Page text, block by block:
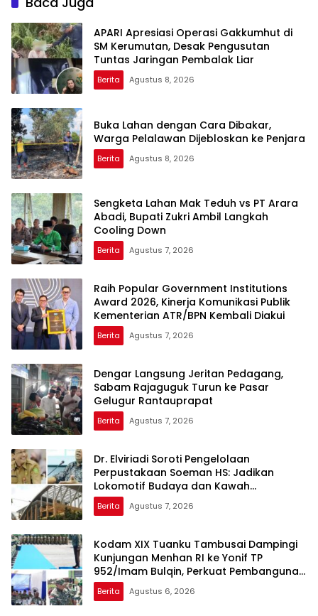
APARI Apresiasi Operasi Gakkumhut di
SM Kerumutan, Desak Pengusutan
Tuntas Jaringan Pembalak Liar
Berita Agustus 8, 2026
Buka Lahan dengan Cara Dibakar,
Warga Pelalawan Dijebloskan ke Penjara
Berita Agustus 8, 2026
Sengketa Lahan Mak Teduh vs PT Arara
Abadi, Bupati Zukri Ambil Langkah
Cooling Down
Berita Agustus 7, 2026
Raih Popular Government Institutions
Award 2026, Kinerja Komunikasi Publik
Kementerian ATR/BPN Kembali Diakui
Berita Agustus 7, 2026
Dengar Langsung Jeritan Pedagang,
Sabam Rajaguguk Turun ke Pasar
Gelugur Rantauprapat
Berita Agustus 7, 2026
Dr. Elviriadi Soroti Pengelolaan
Perpustakaan Soeman HS: Jadikan
Lokomotif Budaya dan Kawah
Candradimuka Intelektual
Berita Agustus 7, 2026
Kodam XIX Tuanku Tambusai Dampingi
Kunjungan Menhan RI ke Yonif TP
952/Imam Bulqin, Perkuat Pembangunan
Satuan
Berita Agustus 6, 2026